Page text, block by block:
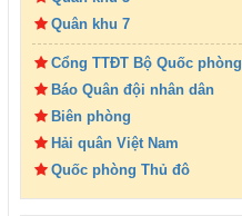
Quân khu 7
Cổng TTĐT Bộ Quốc phòng
Báo Quân đội nhân dân
Biên phòng
Hải quân Việt Nam
Quốc phòng Thủ đô